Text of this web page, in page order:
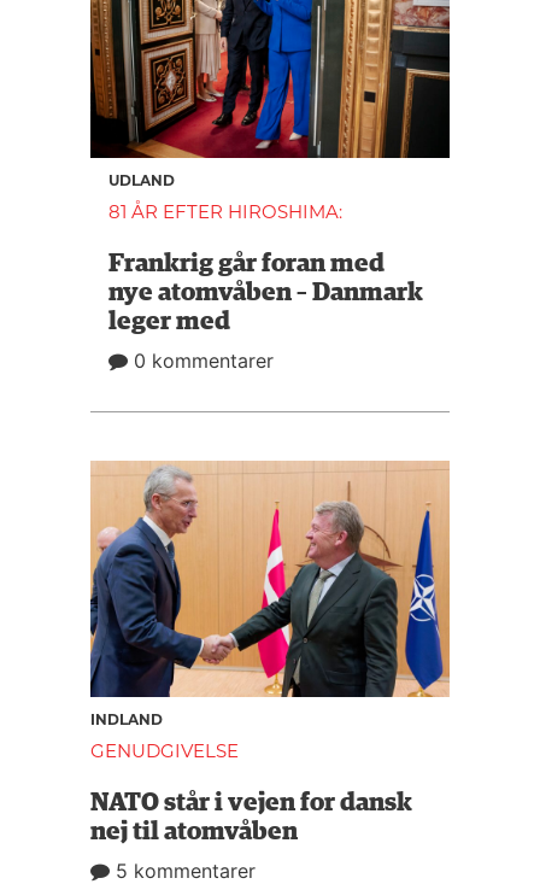
UDLAND
81 ÅR EFTER HIROSHIMA:
Frankrig går foran med
nye atomvåben – Danmark
leger med
0 kommentarer
INDLAND
GENUDGIVELSE
NATO står i vejen for dansk
nej til atomvåben
5 kommentarer